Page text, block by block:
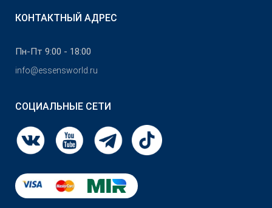
КОНТАКТНЫЙ АДРЕС
Пн-Пт 9:00 - 18:00
info@essensworld.ru
СОЦИАЛЬНЫЕ СЕТИ